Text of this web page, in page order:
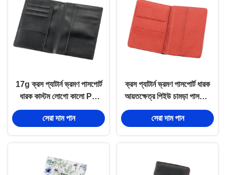
17g ক্রস প্যাটার্ন ভ্রমণ পাসপোর্ট
ধারক কাস্টম লোগো কালো PU
চামড়া 106 মিমি
সেরা দাম পান
ক্রস প্যাটার্ন ভ্রমণ পাসপোর্ট ধারক
আয়তক্ষেত্র পিইউ চামড়া পাসপোর্ট
ধারক
সেরা দাম পান